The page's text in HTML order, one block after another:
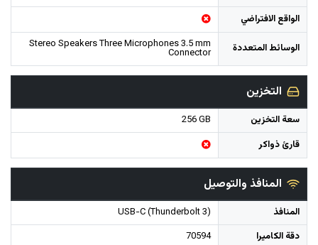
الواقع الافتراضي
الوسائط المتعددة Stereo Speakers Three Microphones 3.5 mm
Connector
التخزين
سعة التخزين
256 GB
قارئ ذواكر
المنافذ والتوصيل
المنافذ
USB-C (Thunderbolt 3)
دقة الكاميرا
70594